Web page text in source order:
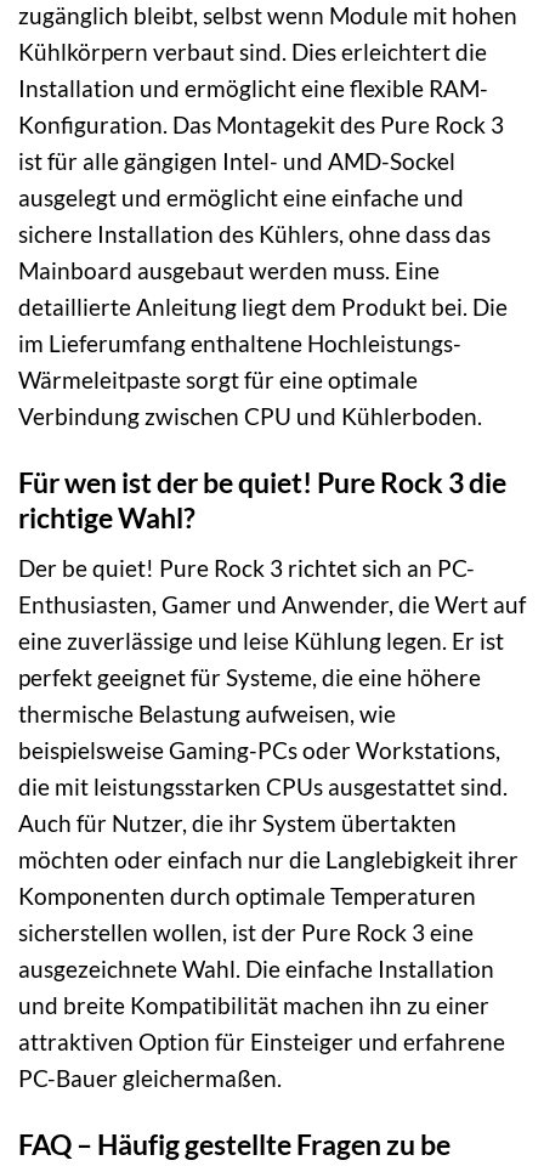
zugänglich bleibt, selbst wenn Module mit hohen
Kühlkörpern verbaut sind. Dies erleichtert die
Installation und ermöglicht eine flexible RAM-
Konfiguration. Das Montagekit des Pure Rock 3
ist für alle gängigen Intel- und AMD-Sockel
ausgelegt und ermöglicht eine einfache und
sichere Installation des Kühlers, ohne dass das
Mainboard ausgebaut werden muss. Eine
detaillierte Anleitung liegt dem Produkt bei. Die
im Lieferumfang enthaltene Hochleistungs-
Wärmeleitpaste sorgt für eine optimale
Verbindung zwischen CPU und Kühlerboden.
Für wen ist der be quiet! Pure Rock 3 die
richtige Wahl?
Der be quiet! Pure Rock 3 richtet sich an PC-
Enthusiasten, Gamer und Anwender, die Wert auf
eine zuverlässige und leise Kühlung legen. Er ist
perfekt geeignet für Systeme, die eine höhere
thermische Belastung aufweisen, wie
beispielsweise Gaming-PCs oder Workstations,
die mit leistungsstarken CPUs ausgestattet sind.
Auch für Nutzer, die ihr System übertakten
möchten oder einfach nur die Langlebigkeit ihrer
Komponenten durch optimale Temperaturen
sicherstellen wollen, ist der Pure Rock 3 eine
ausgezeichnete Wahl. Die einfache Installation
und breite Kompatibilität machen ihn zu einer
attraktiven Option für Einsteiger und erfahrene
PC-Bauer gleichermaßen.
FAQ – Häufig gestellte Fragen zu be